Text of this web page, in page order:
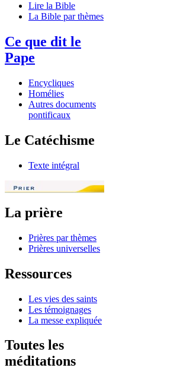
Lire la Bible
La Bible par thèmes
Ce que dit le
Pape
Encycliques
Homélies
Autres documents
pontificaux
Le Catéchisme
Texte intégral
La prière
Prières par thèmes
Prières universelles
Ressources
Les vies des saints
Les témoignages
La messe expliquée
Toutes les
méditations